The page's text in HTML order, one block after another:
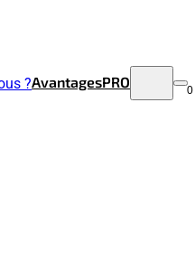
?AvantagesPRO 0